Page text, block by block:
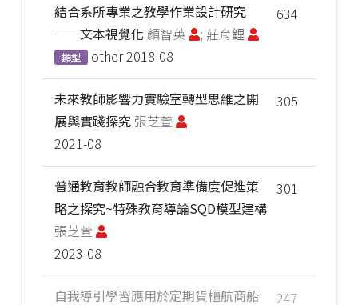
634
結合系所專業之教學作業設計研究
──文本視覺化 顏智英 ; 莊育鲤
類型 other2018-08
305
未來教師影響力實驗室轉型思維之開
展與實踐探究 張芝萱
2021-08
301
普通教育教師融合教育準備度促進策
略之探究~特殊教育導論SQD模型建構
張芝萱
2023-08
247
自我導引學習應用於定期貨櫃航商船